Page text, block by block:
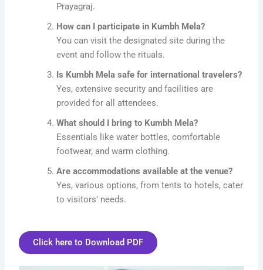
Prayagraj.
How can I participate in Kumbh Mela?
You can visit the designated site during the
event and follow the rituals.
Is Kumbh Mela safe for international travelers?
Yes, extensive security and facilities are
provided for all attendees.
What should I bring to Kumbh Mela?
Essentials like water bottles, comfortable
footwear, and warm clothing.
Are accommodations available at the venue?
Yes, various options, from tents to hotels, cater
to visitors’ needs.
Click here to Download PDF